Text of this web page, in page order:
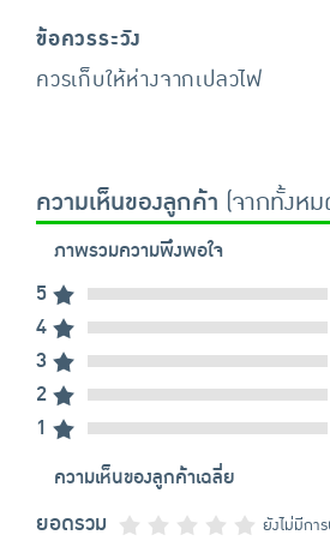
ข้อควรระวัง
ควรเก็บให้ห่างจากเปลวไฟ
ความเห็นของลูกค้า (จากทั้งห
ภาพรวมความพึงพอใจ
5
4
3
2
1
ความเห็นของลูกค้าเฉลี่ย
ยอดรวม ยังไม่มีการ